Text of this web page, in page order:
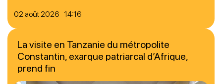
02 août 2026 14:16
La visite en Tanzanie du métropolite
Constantin, exarque patriarcal d’Afrique,
prend fin